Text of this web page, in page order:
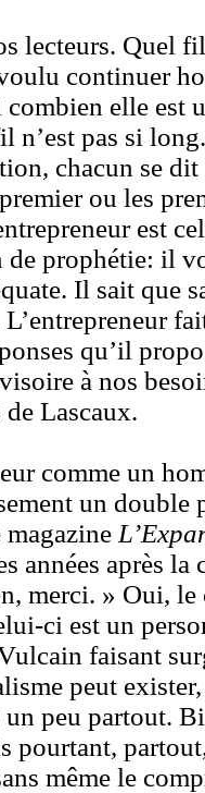
lecteurs. Quel
continuer
elle est
n’est pas si
chacun se dit
ou les
est
prophétie: il
Il sait que
qu’il
à nos
Lascaux.
comme un
un double
magazine
années après la
merci. » Oui, le
ci est un
faisant
peut
peu partout.
pourtant,
même le